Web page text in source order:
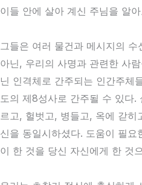
이들 안에 살아 계신 주님을 알
그들은 여러 물건과 메시지의 수
아닌, 우리의 사명과 관련한 사
닌 인격체로 간주되는 인간주체
도의 제8성사로 간주될 수 있다.
르고, 헐벗고, 병들고, 옥에 갇
신을 동일시하셨다. 도움이 필
이 한 것을 당신 자신에게 한 것